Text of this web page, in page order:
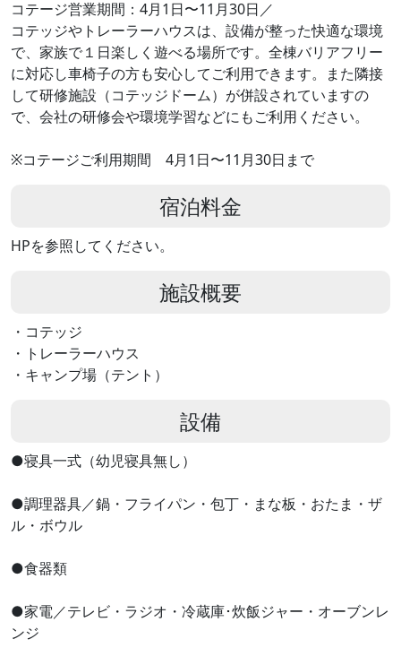
コテージ営業期間：4月1日〜11月30日／
コテッジやトレーラーハウスは、設備が整った快適な環境
で、家族で１日楽しく遊べる場所です。全棟バリアフリー
に対応し車椅子の方も安心してご利用できます。また隣接
して研修施設（コテッジドーム）が併設されていますの
で、会社の研修会や環境学習などにもご利用ください。
※コテージご利用期間 4月1日〜11月30日まで
宿泊料金
HPを参照してください。
施設概要
・コテッジ
・トレーラーハウス
・キャンプ場（テント）
設備
●寝具一式（幼児寝具無し）
●調理器具／鍋・フライパン・包丁・まな板・おたま・ザ
ル・ボウル
●食器類
●家電／テレビ・ラジオ・冷蔵庫･炊飯ジャー・オーブンレ
ンジ